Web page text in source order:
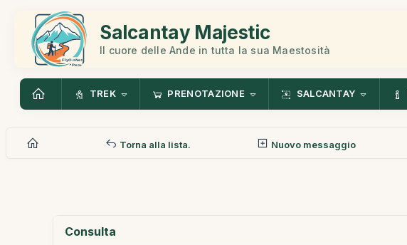
Salcantay Majestic
Il cuore delle Ande in tutta la sua Maestosità
TREK PRENOTAZIONE SALCANTAY
Torna alla lista. Nuovo messaggio
Consulta